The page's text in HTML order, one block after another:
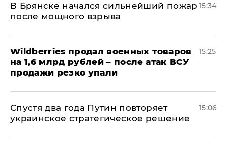
В Брянске начался сильнейший пожар
после мощного взрыва
15:34
​Wildberries продал военных товаров
на 1,6 млрд рублей – после атак ВСУ
продажи резко упали
15:25
Спустя два года Путин повторяет
украинское стратегическое решение
15:06